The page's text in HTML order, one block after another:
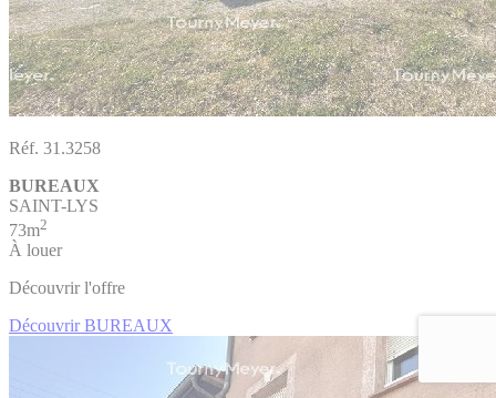
Réf. 31.3258
BUREAUX
SAINT-LYS
73m2
À louer
Découvrir l'offre
Découvrir BUREAUX